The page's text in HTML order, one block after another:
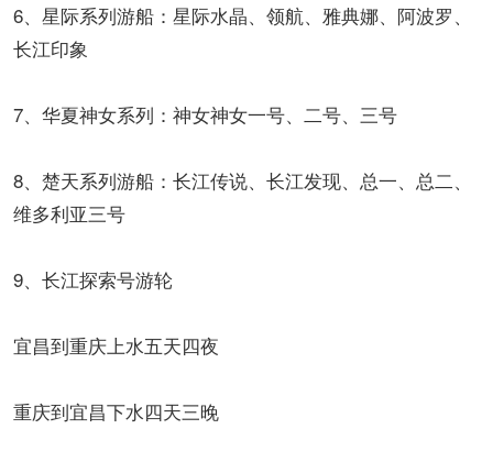
6、星际系列游船：星际水晶、领航、雅典娜、阿波罗、
长江印象
7、华夏神女系列：神女神女一号、二号、三号
8、楚天系列游船：长江传说、长江发现、总一、总二、
维多利亚三号
9、长江探索号游轮
宜昌到重庆上水五天四夜
重庆到宜昌下水四天三晚